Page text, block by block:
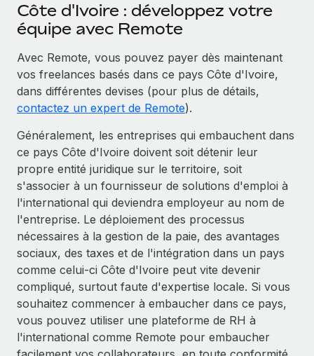
Côte d'Ivoire : développez votre
équipe avec Remote
Avec Remote, vous pouvez payer dès maintenant
vos freelances basés dans ce pays Côte d'Ivoire,
dans différentes devises (pour plus de détails,
contactez un expert de Remote).
Généralement, les entreprises qui embauchent dans
ce pays Côte d'Ivoire doivent soit détenir leur
propre entité juridique sur le territoire, soit
s'associer à un fournisseur de solutions d'emploi à
l'international qui deviendra employeur au nom de
l'entreprise. Le déploiement des processus
nécessaires à la gestion de la paie, des avantages
sociaux, des taxes et de l'intégration dans un pays
comme celui-ci Côte d'Ivoire peut vite devenir
compliqué, surtout faute d'expertise locale. Si vous
souhaitez commencer à embaucher dans ce pays,
vous pouvez utiliser une plateforme de RH à
l'international comme Remote pour embaucher